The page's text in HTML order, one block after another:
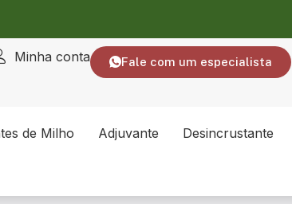
Minha conta Fale com um especialista
de Milho Adjuvante Desincrustante